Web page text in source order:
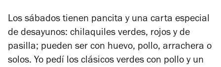
Los sábados tienen pancita y una carta especial
de desayunos: chilaquiles verdes, rojos y de
pasilla; pueden ser con huevo, pollo, arrachera o
solos. Yo pedí los clásicos verdes con pollo y un